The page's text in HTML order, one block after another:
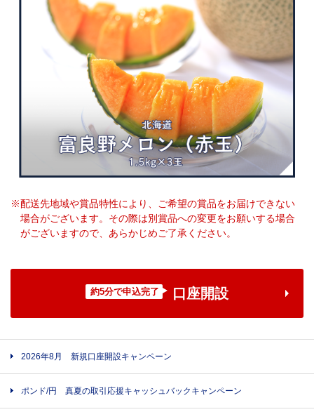
※配送先地域や賞品特性により、ご希望の賞品をお届けできない
場合がございます。その際は別賞品への変更をお願いする場合
がございますので、あらかじめご了承ください。
約5分で申込完了 口座開設
2026年8月 新規口座開設キャンペーン
ポンド/円 真夏の取引応援キャッシュバックキャンペーン